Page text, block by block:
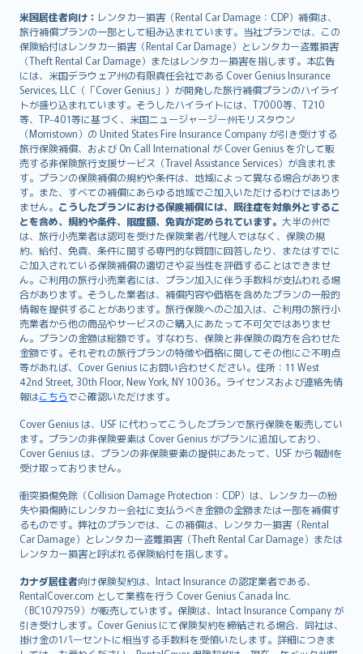
米国居住者向け： レンタカー損害（Rental Car Damage：CDP）補償は、
旅行補償プランの一部として組み込まれています。当社プランでは、この
保険給付はレンタカー損害（Rental Car Damage）とレンタカー盗難損害
（Theft Rental Car Damage）またはレンタカー損害を指します。本広告
には、米国デラウェア州の有限責任会社である Cover Genius Insurance
Services, LLC（「Cover Genius」）が開発した旅行補償プランのハイライ
トが盛り込まれています。そうしたハイライトには、T7000等、T210
等、TP-401等に基づく、米国ニュージャージー州モリスタウン
（Morristown）の United States Fire Insurance Company が引き受けする
旅行保険補償、および On Call International が Cover Genius を介して販
売する非保険旅行支援サービス（Travel Assistance Services）が含まれま
す。プランの保険補償の規約や条件は、地域によって異なる場合がありま
す。また、すべての補償にあらゆる地域でご加入いただけるわけではあり
ません。 こうしたプランにおける保険補償には、既往症を対象外とするこ
とを含め、規約や条件、限度額、免責が定められています。 大半の州で
は、旅行小売業者は認可を受けた保険業者/代理人ではなく、保険の規
約、給付、免責、条件に関する専門的な質問に回答したり、またはすでに
ご加入されている保険補償の適切さや妥当性を評価することはできませ
ん。ご利用の旅行小売業者には、プラン加入に伴う手数料が支払われる場
合があります。そうした業者は、補償内容や価格を含めたプランの一般的
情報を提供することがあります。旅行保険へのご加入は、ご利用の旅行小
売業者から他の商品やサービスのご購入にあたって不可欠ではありませ
ん。プランの金額は総額です。すなわち、保険と非保険の両方を合わせた
金額です。それぞれの旅行プランの特徴や価格に関してその他にご不明点
等があれば、Cover Genius にお問い合わせください。住所：11 West
42nd Street, 30th Floor, New York, NY 10036。ライセンスおよび連絡先情
報はこちらでご確認いただけます。
Cover Genius は、USF に代わってこうしたプランで旅行保険を販売してい
ます。プランの非保険要素は Cover Genius がプランに追加しており、
Cover Genius は、プランの非保険要素の提供にあたって、USF から報酬を
受け取っておりません。
衝突損傷免除（Collision Damage Protection：CDP）は、レンタカーの紛
失や損傷時にレンタカー会社に支払うべき金額の全額または一部を補償す
るものです。弊社のプランでは、この補償は、レンタカー損害（Rental
Car Damage）とレンタカー盗難損害（Theft Rental Car Damage）または
レンタカー損害と呼ばれる保険給付を指します。
カナダ居住者向け保険契約は、Intact Insurance の認定業者である、
RentalCover.com として業務を行う Cover Genius Canada Inc.
（BC1079759）が販売しています。保険は、Intact Insurance Company が
引き受けします。Cover Genius にて保険契約を締結される場合、同社は、
掛け金の1パーセントに相当する手数料を受領いたします。詳細につきま